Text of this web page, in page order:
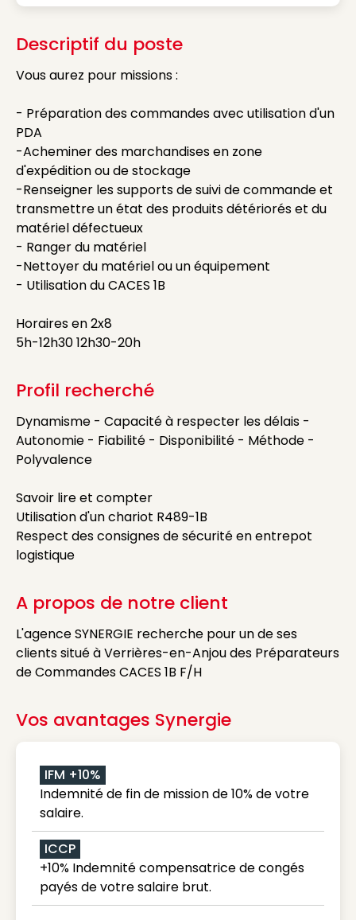
Descriptif du poste
Vous aurez pour missions :
- Préparation des commandes avec utilisation d'un
PDA
-Acheminer des marchandises en zone
d'expédition ou de stockage
-Renseigner les supports de suivi de commande et
transmettre un état des produits détériorés et du
matériel défectueux
- Ranger du matériel
-Nettoyer du matériel ou un équipement
- Utilisation du CACES 1B
Horaires en 2x8
5h-12h30 12h30-20h
Profil recherché
Dynamisme - Capacité à respecter les délais -
Autonomie - Fiabilité - Disponibilité - Méthode -
Polyvalence
Savoir lire et compter
Utilisation d'un chariot R489-1B
Respect des consignes de sécurité en entrepot
logistique
A propos de notre client
L'agence SYNERGIE recherche pour un de ses
clients situé à Verrières-en-Anjou des Préparateurs
de Commandes CACES 1B F/H
Vos avantages Synergie
IFM +10%
Indemnité de fin de mission de 10% de votre
salaire.
ICCP
+10% Indemnité compensatrice de congés
payés de votre salaire brut.